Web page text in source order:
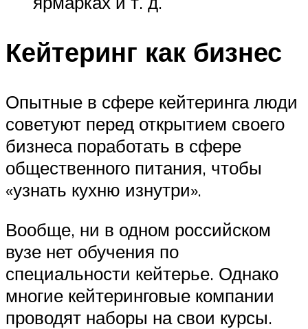
Кейтеринг как бизнес
Опытные в сфере кейтеринга люди
советуют перед открытием своего
бизнеса поработать в сфере
общественного питания, чтобы
«узнать кухню изнутри».
Вообще, ни в одном российском
вузе нет обучения по
специальности кейтерье. Однако
многие кейтеринговые компании
проводят наборы на свои курсы.